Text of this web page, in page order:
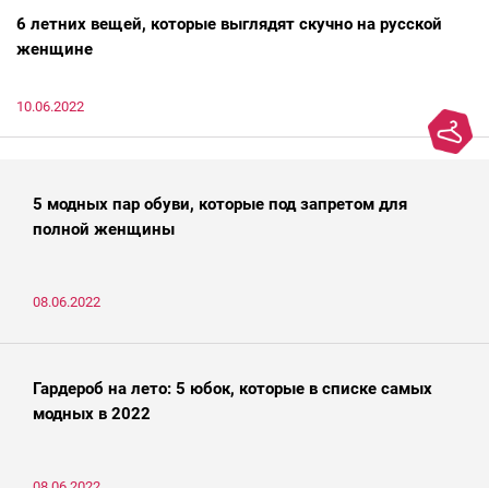
6 летних вещей, которые выглядят скучно на русской
женщине
10.06.2022
5 модных пар обуви, которые под запретом для
полной женщины
08.06.2022
Гардероб на лето: 5 юбок, которые в списке самых
модных в 2022